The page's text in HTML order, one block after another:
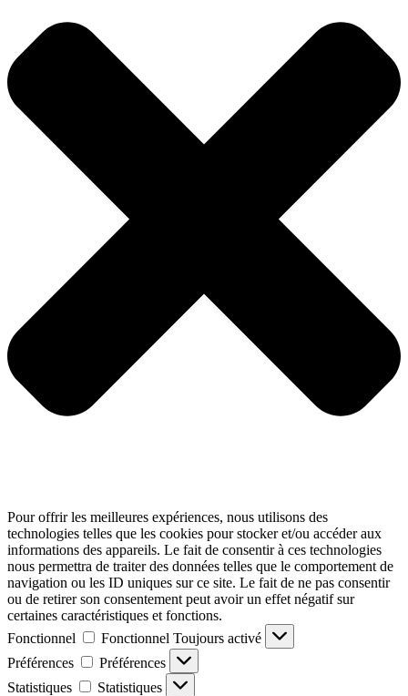
Pour offrir les meilleures expériences, nous utilisons des
technologies telles que les cookies pour stocker et/ou accéder aux
informations des appareils. Le fait de consentir à ces technologies
nous permettra de traiter des données telles que le comportement de
navigation ou les ID uniques sur ce site. Le fait de ne pas consentir
ou de retirer son consentement peut avoir un effet négatif sur
certaines caractéristiques et fonctions.
Fonctionnel
Fonctionnel Toujours activé
Préférences
Préférences
Statistiques
Statistiques